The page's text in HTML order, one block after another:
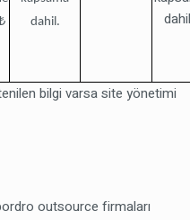
dahil.
bilgi varsa site yönetimi
outsource firmaları